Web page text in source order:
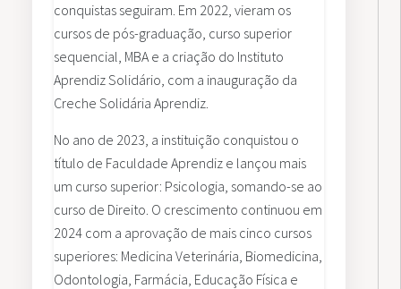
conquistas seguiram. Em 2022, vieram os
cursos de pós-graduação, curso superior
sequencial, MBA e a criação do Instituto
Aprendiz Solidário, com a inauguração da
Creche Solidária Aprendiz.
No ano de 2023, a instituição conquistou o
título de Faculdade Aprendiz e lançou mais
um curso superior: Psicologia, somando-se ao
curso de Direito. O crescimento continuou em
2024 com a aprovação de mais cinco cursos
superiores: Medicina Veterinária, Biomedicina,
Odontologia, Farmácia, Educação Física e